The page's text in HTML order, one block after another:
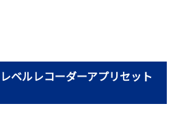
ベルレコーダーアプリセット